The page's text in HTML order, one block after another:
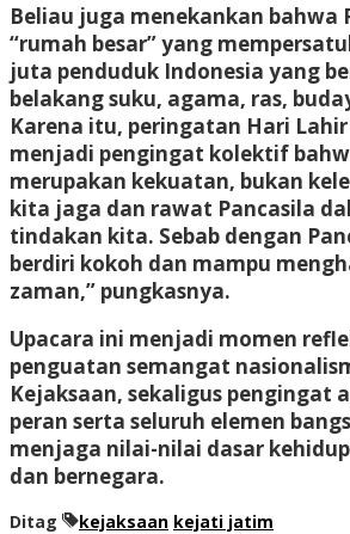
Beliau juga menekankan bahwa
“rumah besar” yang
juta penduduk Indonesia yang
belakang suku, agama, ras,
Karena itu, peringatan Hari
menjadi pengingat kolektif
merupakan kekuatan, bukan
kita jaga dan rawat Pancasila
tindakan kita. Sebab dengan
berdiri kokoh dan mampu
zaman,” pungkasnya.
Upacara ini menjadi momen
penguatan semangat
Kejaksaan, sekaligus pengingat
peran serta seluruh elemen
menjaga nilai-nilai dasar
dan bernegara.
Ditag kejaksaan kejati jatim